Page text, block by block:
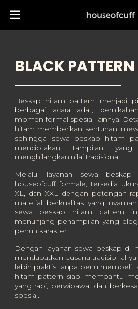
BLACK PATTERN
Beskap hitam pattern menjadi
berbagai acara adat,
momen formal spesial lainnya.
hitam memberikan sentuhan
sehingga sewa beskap hitam
menciptakan tampilan
menghilangkan nilai tradisional.
Melalui layanan sewa
houseofcuff formale, tersedia
XL, dan XXL dengan potongan
material berkualitas yang
sewa beskap hitam pattern
menunjang penampilan yang
penuh karakter.
Dengan layanan sewa beskap di
mendapatkan busana tradisional
lebih praktis tanpa perlu membeli.
hitam pattern siap membantu
yang rapi, berwibawa, dan
spesial.